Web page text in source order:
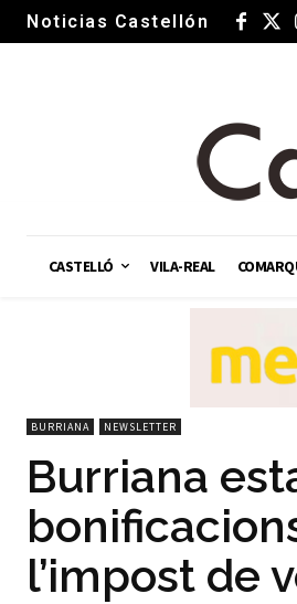
Noticias Castellón
CASTELLÓ VILA-REAL
BURRIANA NEWSLETTER
Burriana
l’impost de